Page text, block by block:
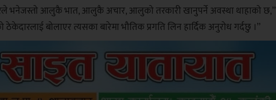
भनेजस्तो आलुकै भात, आलुकै अचार, आलुको तरकारी खानुपर्ने अवस्था थाहाको छ,”
बोलाएर त्यसका बारेमा भौतिक प्रगति लिन हार्दिक अनुरोध गर्दछु ।”